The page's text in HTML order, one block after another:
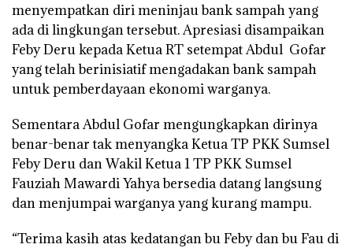
menyempatkan diri meninjau bank sampah yang
ada di lingkungan tersebut. Apresiasi disampaikan
Feby Deru kepada Ketua RT setempat Abdul Gofar
yang telah berinisiatif mengadakan bank sampah
untuk pemberdayaan ekonomi warganya.
Sementara Abdul Gofar mengungkapkan dirinya
benar-benar tak menyangka Ketua TP PKK Sumsel
Feby Deru dan Wakil Ketua 1 TP PKK Sumsel
Fauziah Mawardi Yahya bersedia datang langsung
dan menjumpai warganya yang kurang mampu.
“Terima kasih atas kedatangan bu Feby dan bu Fau di